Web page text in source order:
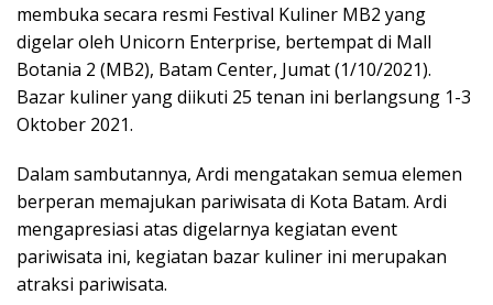
membuka secara resmi Festival Kuliner MB2 yang
digelar oleh Unicorn Enterprise, bertempat di Mall
Botania 2 (MB2), Batam Center, Jumat (1/10/2021).
Bazar kuliner yang diikuti 25 tenan ini berlangsung 1-3
Oktober 2021.
Dalam sambutannya, Ardi mengatakan semua elemen
berperan memajukan pariwisata di Kota Batam. Ardi
mengapresiasi atas digelarnya kegiatan event
pariwisata ini, kegiatan bazar kuliner ini merupakan
atraksi pariwisata.